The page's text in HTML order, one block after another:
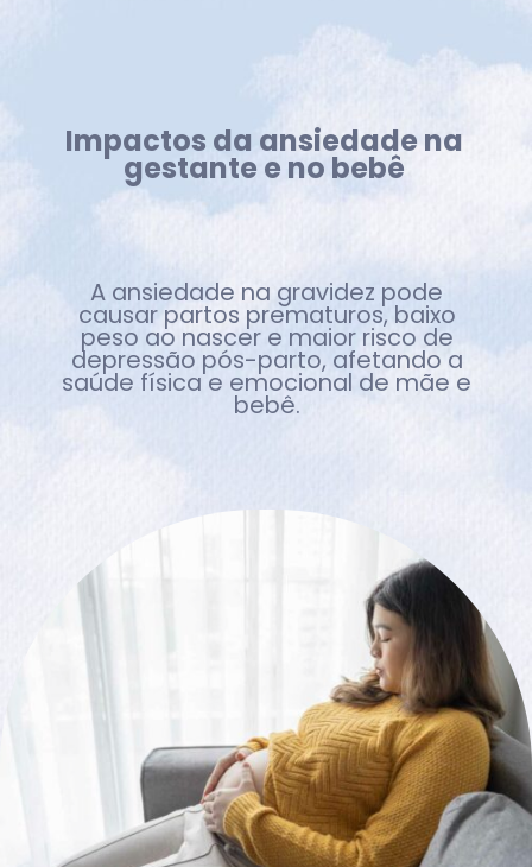
A ansiedade na gravidez pode
causar partos prematuros, baixo
peso ao nascer e maior risco de
depressão pós-parto, afetando a
saúde física e emocional de mãe e
bebê.
Impactos da ansiedade na
gestante e no bebê